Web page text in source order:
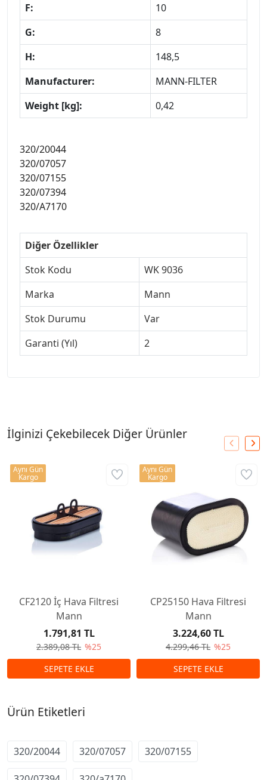
F:
10
G:
8
H:
148,5
Manufacturer:
MANN-FILTER
Weight [kg]:
0,42
320/20044
320/07057
320/07155
320/07394
320/A7170
Diğer Özellikler
Stok Kodu
WK 9036
Marka
Mann
Stok Durumu
Var
Garanti (Yıl)
2
İlginizi Çekebilecek Diğer Ürünler
CF2120 İç Hava Filtresi
Mann
2.389,08 TL %25
1.791,81 TL
Aynı Gün
Kargo
CP25150 Hava Filtresi
Mann
4.299,46 TL %25
3.224,60 TL
Aynı Gün
Kargo
Ürün Etiketleri
320/20044 320/07057 320/07155